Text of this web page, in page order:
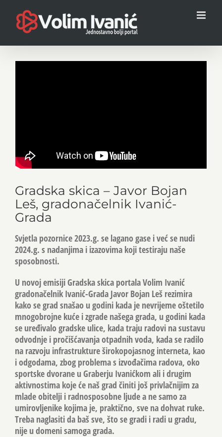
content
Gradska skica – Javor Bojan
Leš, gradonačelnik Ivanić-
Grada
Svjetla pozornice 2023.g. se lagano gase i već se nudi
2024.g. s nadanjima i izazovima koji testiraju naše
sposobnosti.
U novoj emisiji Gradska skica portala Volim Ivanić
gradonačelnik Ivanić-Grada Javor Bojan Leš rezimira
kako se grad snašao u godini kada je nevrijeme oštetilo
mnogobrojne kuće i zgrade našega grada, u godini kada
se uređivalo gradske ulice, kada traju radovi na sustavu
odvodnje i pročišćavanja otpadnih voda, kada se radilo
na razvoju infrastrukture širokopojasnog interneta, kao
i odgodama, zbog problema s izvođačima radova, oko
sportske dvorane u Graberju Ivanićkom ali i drugim
aktivnostima koje će naš grad činiti još privlačnijim za
mlade obitelji i radnosposobne ljude a ne samo za
umirovljenike kojima je, praktično, sve na dohvat ruke.
Treba naglasiti da baš sve, što se gradi i radi u gradu,
nije u domeni samoga grada.